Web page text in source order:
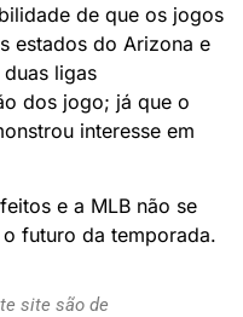
de que os jogos
estados do Arizona e
ligas
dos jogo; já que o
interesse em
e a MLB não se
futuro da temporada.
site são de